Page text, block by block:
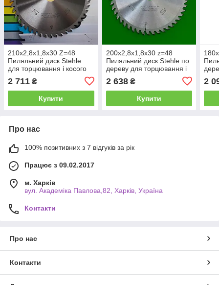
210х2,8х1,8х30 Z=48
Пиляльний диск Stehle
для торцювання і косого
(дерева)
2 711 ₴
Купити
200х2,8х1,8х30 z=48
Пиляльний диск Stehle по
дереву для торцювання і
2 638₴
Купити
2
Про нас
100% позитивних з 7 відгуків за рік
Працює з 09.02.2017
м. Харків
вул. Академіка Павлова,82, Харків, Україна
Контакти
Про нас
Контакти